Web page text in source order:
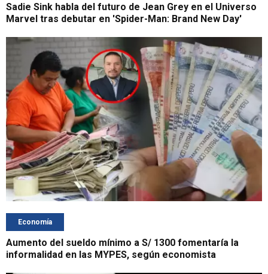
Sadie Sink habla del futuro de Jean Grey en el Universo
Marvel tras debutar en 'Spider-Man: Brand New Day'
Economía
Aumento del sueldo mínimo a S/ 1300 fomentaría la
informalidad en las MYPES, según economista